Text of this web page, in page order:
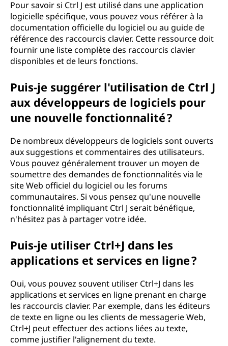
Pour savoir si Ctrl J est utilisé dans une application
logicielle spécifique, vous pouvez vous référer à la
documentation officielle du logiciel ou au guide de
référence des raccourcis clavier. Cette ressource doit
fournir une liste complète des raccourcis clavier
disponibles et de leurs fonctions.
Puis-je suggérer l'utilisation de Ctrl J
aux développeurs de logiciels pour
une nouvelle fonctionnalité ?
De nombreux développeurs de logiciels sont ouverts
aux suggestions et commentaires des utilisateurs.
Vous pouvez généralement trouver un moyen de
soumettre des demandes de fonctionnalités via le
site Web officiel du logiciel ou les forums
communautaires. Si vous pensez qu'une nouvelle
fonctionnalité impliquant Ctrl J serait bénéfique,
n'hésitez pas à partager votre idée.
Puis-je utiliser Ctrl+J dans les
applications et services en ligne ?
Oui, vous pouvez souvent utiliser Ctrl+J dans les
applications et services en ligne prenant en charge
les raccourcis clavier. Par exemple, dans les éditeurs
de texte en ligne ou les clients de messagerie Web,
Ctrl+J peut effectuer des actions liées au texte,
comme justifier l'alignement du texte.